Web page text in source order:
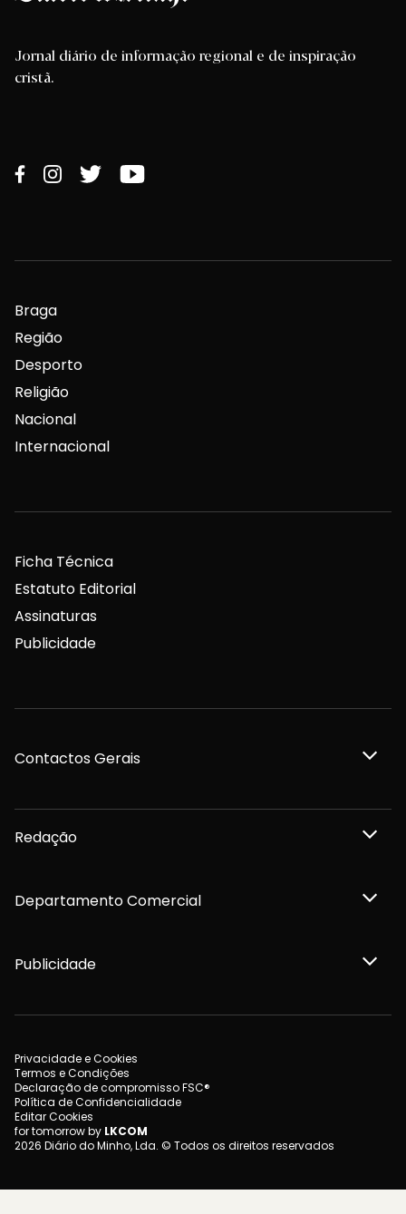
Jornal diário de informação regional e de inspiração
cristã.
Braga
Região
Desporto
Religião
Nacional
Internacional
Ficha Técnica
Estatuto Editorial
Assinaturas
Publicidade
Contactos Gerais
Redação
Departamento Comercial
Publicidade
Privacidade e Cookies
Termos e Condições
Declaração de compromisso FSC®
Política de Confidencialidade
Editar Cookies
for tomorrow by LKCOM
2026 Diário do Minho, Lda. © Todos os direitos reservados